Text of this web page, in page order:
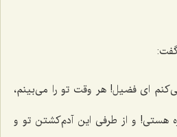
ای فضیل! هر وقت تو را می‌بینم،
هستی! و از طرفی این آدم‌کشتن تو و